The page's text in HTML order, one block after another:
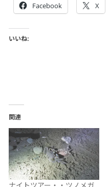
Facebook X
いいね:
関連
ナイトツアー・・ツノメガ